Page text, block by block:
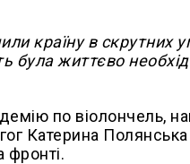
країну в скрутних
була життєво
по віолончель,
Катерина
фронті.